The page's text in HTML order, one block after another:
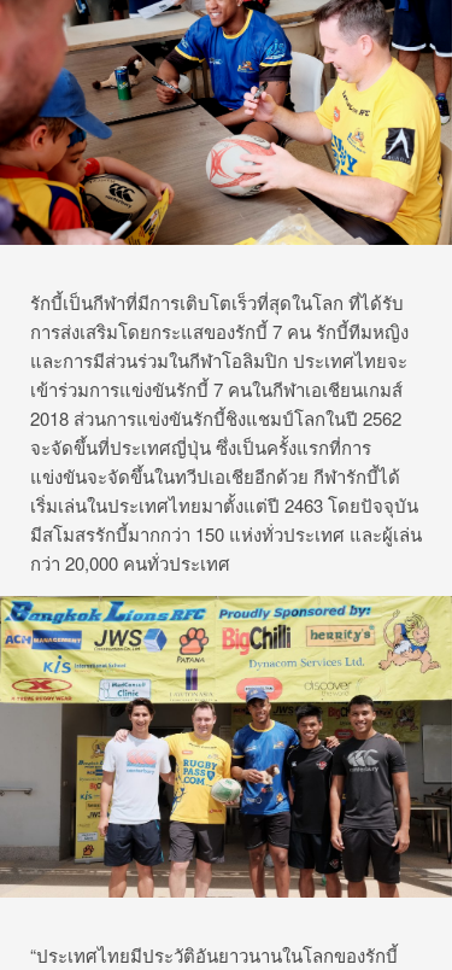
รักบี้เป็นกีฬาที่มีการเติบโตเร็วที่สุดในโลก ที่ได้รับ
การส่งเสริมโดยกระแสของรักบี้ 7 คน รักบี้ทีมหญิง
และการมีส่วนร่วมในกีฬาโอลิมปิก ประเทศไทยจะ
เข้าร่วมการแข่งขันรักบี้ 7 คนในกีฬาเอเชียนเกมส์
2018 ส่วนการแข่งขันรักบี้ชิงแชมป์โลกในปี 2562
จะจัดขึ้นที่ประเทศญี่ปุ่น ซึ่งเป็นครั้งแรกที่การ
แข่งขันจะจัดขึ้นในทวีปเอเชียอีกด้วย กีฬารักบี้ได้
เริ่มเล่นในประเทศไทยมาตั้งแต่ปี 2463 โดยปัจจุบัน
มีสโมสรรักบี้มากกว่า 150 แห่งทั่วประเทศ และผู้เล่น
กว่า 20,000 คนทั่วประเทศ
“ประเทศไทยมีประวัติอันยาวนานในโลกของรักบี้